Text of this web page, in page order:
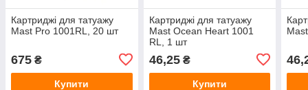
Картриджі для татуажу
Mast Pro 1001RL, 20 шт
675 ₴
Купити
Картриджі для татуажу
Mast Ocean Heart 1001
RL, 1 шт
46,25₴
Купити